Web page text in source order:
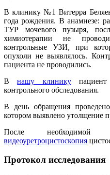
В клинику №1 Витерра
года рождения. В анамнезе:
ТУР мочевого пузыря,
химиотерапии не
контрольные УЗИ, при
опухоли не выявлялось.
пациента не проводились.
Внашу клиникупациент
контрольного обследования.
В день обращения
котором выявлено утолщение
После необходимой
видеоуретроцистоскопия
Протокол исследования